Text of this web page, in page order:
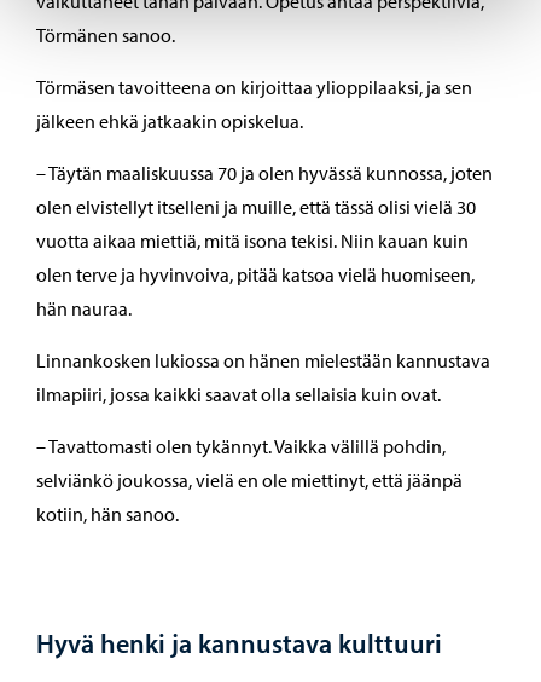
Törmänen sanoo.
Törmäsen tavoitteena on kirjoittaa ylioppilaaksi, ja sen
jälkeen ehkä jatkaakin opiskelua.
– Täytän maaliskuussa 70 ja olen hyvässä kunnossa, joten
olen elvistellyt itselleni ja muille, että tässä olisi vielä 30
vuotta aikaa miettiä, mitä isona tekisi. Niin kauan kuin
olen terve ja hyvinvoiva, pitää katsoa vielä huomiseen,
hän nauraa.
Linnankosken lukiossa on hänen mielestään kannustava
ilmapiiri, jossa kaikki saavat olla sellaisia kuin ovat.
– Tavattomasti olen tykännyt. Vaikka välillä pohdin,
selviänkö joukossa, vielä en ole miettinyt, että jäänpä
kotiin, hän sanoo.
Hyvä henki ja kannustava kulttuuri